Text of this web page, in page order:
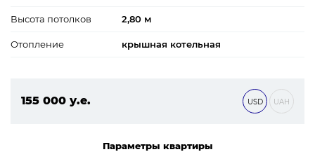
Высота потолков 2,80 м
Отопление крышная котельная
155 000 у.е.
USD UAH
Параметры квартиры